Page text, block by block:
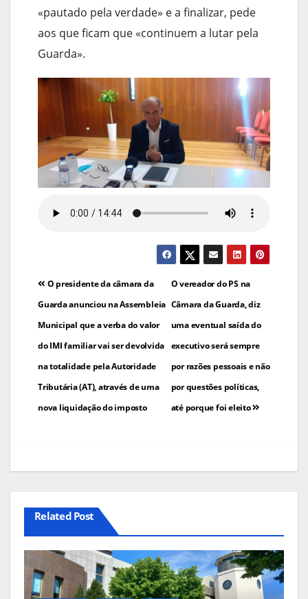
«pautado pela verdade» e a finalizar, pede
aos que ficam que «continuem a lutar pela
Guarda».
Navegação
de
artigos
O vereador do PS na
Câmara da Guarda, diz
uma eventual saída do
executivo será sempre
por razões pessoais e não
por questões políticas,
até porque foi eleito
O presidente da câmara da
Guarda anunciou na Assembleia
Municipal que a verba do valor
do IMI familiar vai ser devolvida
na totalidade pela Autoridade
Tributária (AT), através de uma
nova liquidação do imposto
Related Post